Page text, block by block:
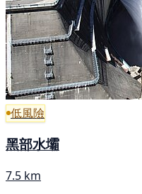
低風險
黑部水壩
7.5 km